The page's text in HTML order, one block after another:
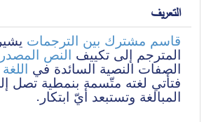
التعريف
قاسم مشترك بين الترجمات
المترجم إلى تكييف النص
الصفات النصية السائدة في
المبالغة وتستبعد أيّ ابتكار.